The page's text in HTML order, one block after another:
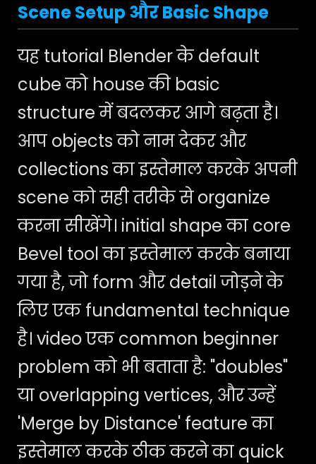
Scene Setup और Basic Shape
यह tutorial Blender के default
cube को house की basic
structure में बदलकर आगे बढ़ता है।
आप objects को नाम देकर और
collections का इस्तेमाल करके अपनी
scene को सही तरीके से organize
करना सीखेंगे। initial shape का core
Bevel tool का इस्तेमाल करके बनाया
गया है, जो form और detail जोड़ने के
लिए एक fundamental technique
है। video एक common beginner
problem को भी बताता है: "doubles"
या overlapping vertices, और उन्हें
'Merge by Distance' feature का
इस्तेमाल करके ठीक करने का quick